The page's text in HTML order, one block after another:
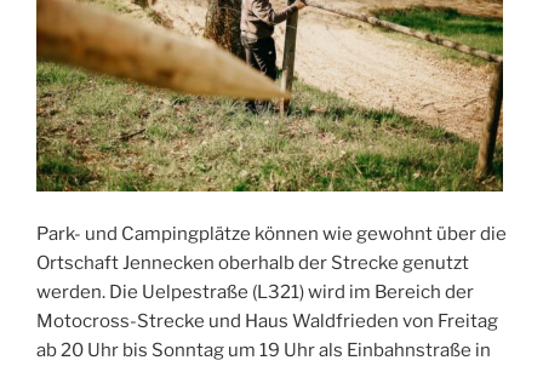
Park- und Campingplätze können wie gewohnt über die
Ortschaft Jennecken oberhalb der Strecke genutzt
werden. Die Uelpestraße (L321) wird im Bereich der
Motocross-Strecke und Haus Waldfrieden von Freitag
ab 20 Uhr bis Sonntag um 19 Uhr als Einbahnstraße in